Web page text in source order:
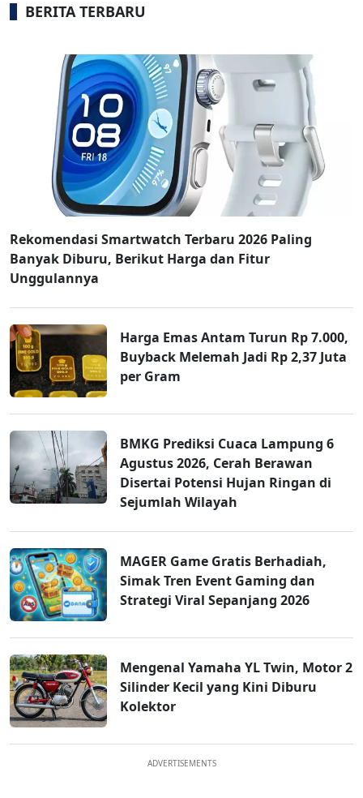
BERITA TERBARU
Rekomendasi Smartwatch Terbaru 2026 Paling
Banyak Diburu, Berikut Harga dan Fitur
Unggulannya
Harga Emas Antam Turun Rp 7.000,
Buyback Melemah Jadi Rp 2,37 Juta
per Gram
BMKG Prediksi Cuaca Lampung 6
Agustus 2026, Cerah Berawan
Disertai Potensi Hujan Ringan di
Sejumlah Wilayah
MAGER Game Gratis Berhadiah,
Simak Tren Event Gaming dan
Strategi Viral Sepanjang 2026
Mengenal Yamaha YL Twin, Motor 2
Silinder Kecil yang Kini Diburu
Kolektor
ADVERTISEMENTS